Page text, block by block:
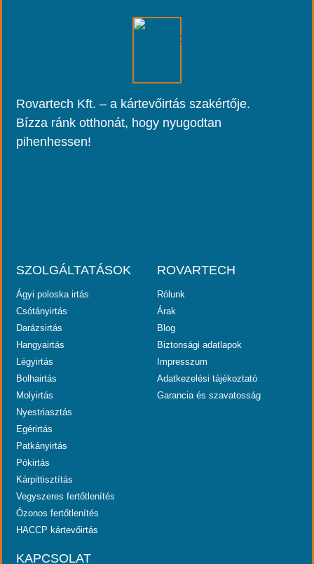
Rovartech Kft. – a kártevőirtás szakértője.
Bízza ránk otthonát, hogy nyugodtan
pihenhessen!
SZOLGÁLTATÁSOK
Ágyi poloska irtás
Csótányirtás
Darázsirtás
Hangyairtás
Légyirtás
Bolhairtás
Molyirtás
Nyestriasztás
Egérirtás
Patkányirtás
Pókirtás
Kárpittisztítás
Vegyszeres fertőtlenítés
Ózonos fertőtlenítés
HACCP kártevőirtás
ROVARTECH
Rólunk
Árak
Blog
Biztonsági adatlapok
Impresszum
Adatkezelési tájékoztató
Garancia és szavatosság
KAPCSOLAT